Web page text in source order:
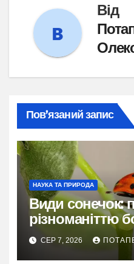
Від
Пов’язаний запис
НАУКА ТА ПРИРОДА
Види сонечок:
різноманіттю
СЕР 7, 2026